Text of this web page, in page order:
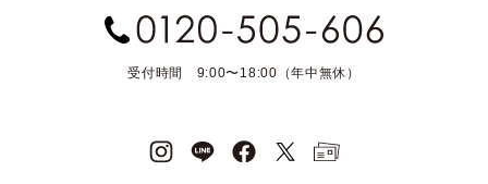
受付時間 9:00〜18:00（年中無休）